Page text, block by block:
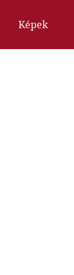
Képek